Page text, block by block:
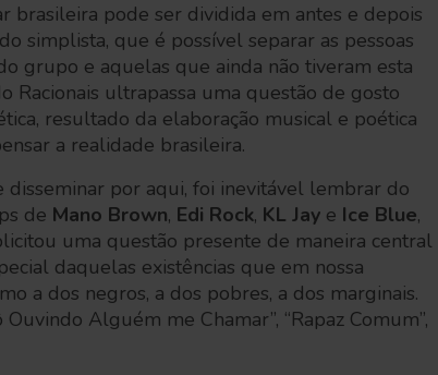
brasileira pode ser dividida em antes e depois
simplista, que é possível separar as pessoas
grupo e aquelas que ainda não tiveram esta
Racionais ultrapassa uma questão de gosto
resultado da elaboração musical e poética
a realidade brasileira.
disseminar por aqui, foi inevitável lembrar do
de Mano Brown, Edi Rock, KL Jay e Ice Blue,
uma questão presente de maneira central
daquelas existências que em nossa
a dos negros, a dos pobres, a dos marginais.
Alguém me Chamar”, “Rapaz Comum”,